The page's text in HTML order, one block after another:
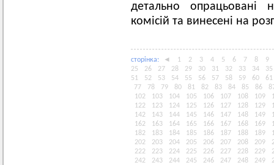
детально опрацьовані
комісій та винесені на
сторiнка: ◄ 1 2 3 4 5 6 7 8
9
25
26 27 28 29 30 31 32 33 34
35
51
52 53 54 55 56 57 58 59 60
61
77
78 79 80 81 82 83 84 85 86
102
103 104 105 106 107 108 109
122
123 124 125 126 127 128 129
142
143 144 145 146 147 148 149
162
163 164 165 166 167 168 169
182
183 184 185 186 187 188 189
202
203 204 205 206 207 208 209
222
223 224 225 226 227 228 229
242
243 244 245 246 247 248 249